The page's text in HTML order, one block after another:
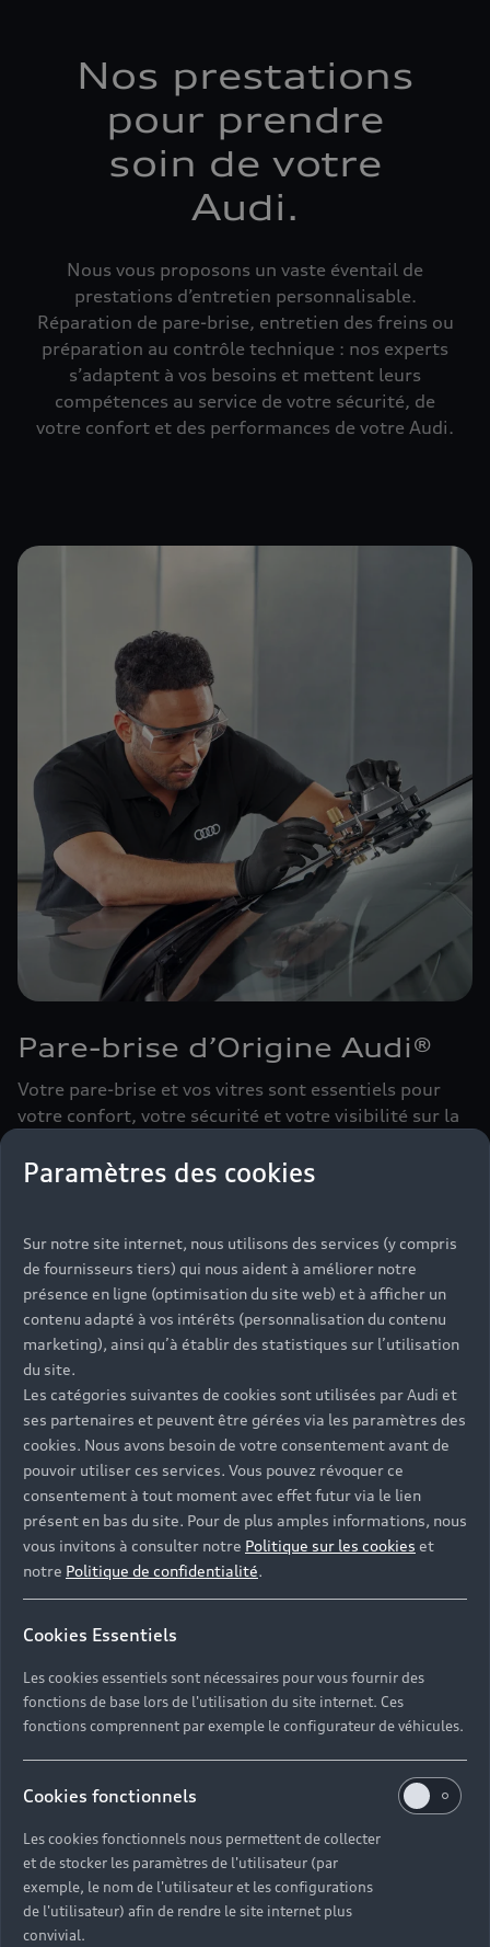
Nos prestations
pour prendre
soin de votre
Audi.
Nous vous proposons un vaste éventail de
prestations d’entretien personnalisable.
Réparation de pare-brise, entretien des freins ou
préparation au contrôle technique : nos experts
s’adaptent à vos besoins et mettent leurs
compétences au service de votre sécurité, de
votre confort et des performances de votre Audi.
Pare-brise d’Origine Audi®
Votre pare-brise et vos vitres sont essentiels pour
votre confort, votre sécurité et votre visibilité sur la
spécialistes travaillent uniquement avec des pièces
Découvrir
Carrosserie
En cas de sinistre, vous êtes libre de choisir votre
Réparateur Agréé. Pour votre Audi, faites appel à
Paramètres des cookies
Sur notre site internet, nous utilisons des services (y compris
de fournisseurs tiers) qui nous aident à améliorer notre
présence en ligne (optimisation du site web) et à afficher un
contenu adapté à vos intérêts (personnalisation du contenu
marketing), ainsi qu’à établir des statistiques sur l’utilisation
du site.
Les catégories suivantes de cookies sont utilisées par Audi et
ses partenaires et peuvent être gérées via les paramètres des
cookies. Nous avons besoin de votre consentement avant de
pouvoir utiliser ces services. Vous pouvez révoquer ce
consentement à tout moment avec effet futur via le lien
présent en bas du site. Pour de plus amples informations, nous
vous invitons à consulter notre Politique sur les cookies et
notre Politique de confidentialité.
Cookies Essentiels
Les cookies essentiels sont nécessaires pour vous fournir des
fonctions de base lors de l'utilisation du site internet. Ces
fonctions comprennent par exemple le configurateur de véhicules.
Cookies fonctionnels
Les cookies fonctionnels nous permettent de collecter
et de stocker les paramètres de l'utilisateur (par
exemple, le nom de l'utilisateur et les configurations
de l'utilisateur) afin de rendre le site internet plus
convivial.